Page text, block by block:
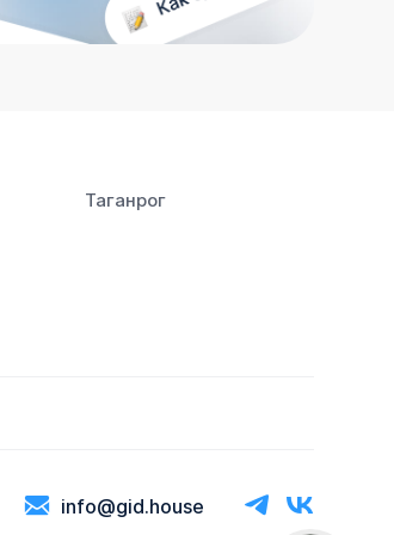
Таганрог
info@gid.house